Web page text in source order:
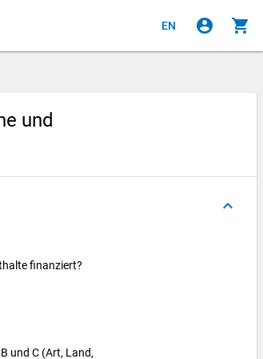
EN account_circle shopping_cart
und
keyboard_arrow_up
finanziert?
und C (Art, Land,